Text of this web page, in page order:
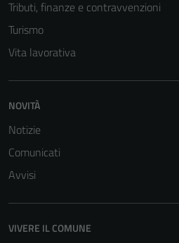
Tributi, finanze e contravvenzioni
Turismo
Vita lavorativa
NOVITÀ
Notizie
Comunicati
Avvisi
VIVERE IL COMUNE